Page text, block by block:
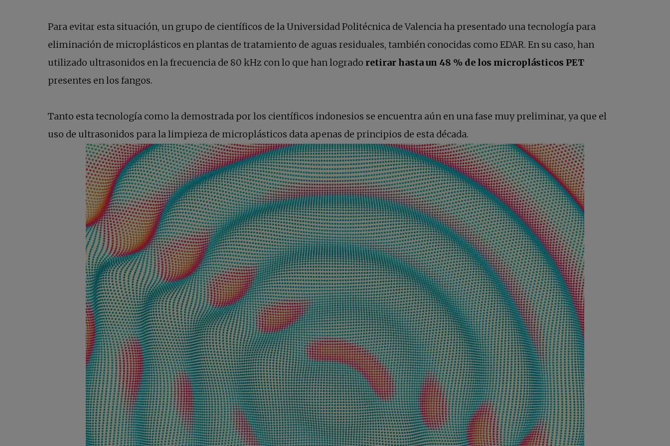
Para evitar esta situación, un grupo de científicos de la Universidad Politécnica de Valencia ha presentado una tecnología para
eliminación de microplásticos en plantas de tratamiento de aguas residuales, también conocidas como EDAR. En su caso, han
utilizado ultrasonidos en la frecuencia de 80 kHz con lo que han logrado retirar hasta un 48 % de los microplásticos PET
presentes en los fangos.
Tanto esta tecnología como la demostrada por los científicos indonesios se encuentra aún en una fase muy preliminar, ya que el
uso de ultrasonidos para la limpieza de microplásticos data apenas de principios de esta década.